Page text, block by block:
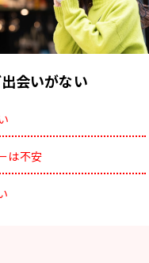
会いがない
は不安